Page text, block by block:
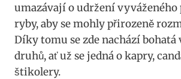
umazávají o udržení vyváženého
ryby, aby se mohly přirozeně
Díky tomu se zde nachází
druhů, ať už se jedná o kapry,
štikolery.